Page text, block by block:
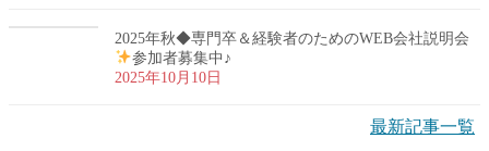
2025年秋◆専門卒＆経験者のためのWEB会社説明会
参加者募集中♪
2025年10月10日
最新記事一覧